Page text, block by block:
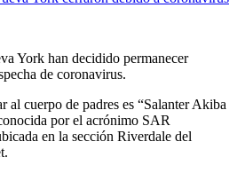
York han decidido permanecer
de coronavirus.
al cuerpo de padres es “Salanter Akiba
por el acrónimo SAR
en la sección Riverdale del